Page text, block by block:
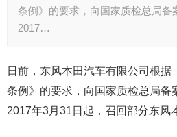
条例》的要求，向国家质检总局备
2017…
日前，东风本田汽车有限公司根据
条例》的要求，向国家质检总局备
2017年3月31日起，召回部分东风